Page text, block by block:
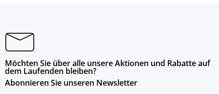
Möchten Sie über alle unsere Aktionen und Rabatte auf
dem Laufenden bleiben?
Abonnieren Sie unseren Newsletter